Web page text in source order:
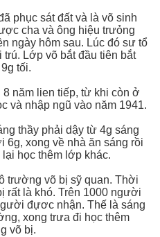
phục sát đất và là võ sinh
cha và ông hiệu trưỏng
ngày hôm sau. Lúc đó sư tổ
Lớp võ bắt đầu tiên bắt
tối.
năm lien tiếp, từ khi còn ở
và nhập ngũ vào năm 1941.
thầy phải dậy từ 4g sáng
6g, xong về nhà ăn sáng rồi
học thêm lớp khác.
trường võ bị sỹ quan. Thời
rất là khó. Trên 1000 người
đựơc nhận. Thế là sáng
xong trưa đi học thêm
võ bị.